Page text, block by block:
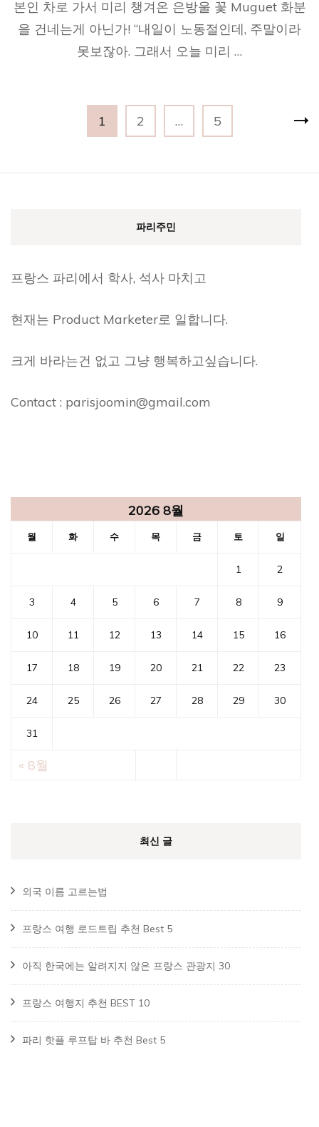
본인 차로 가서 미리 챙겨온 은방울 꽃 Muguet 화분
을 건네는게 아닌가! “내일이 노동절인데, 주말이라
못보잖아. 그래서 오늘 미리 …
게
Page
1 Page
2 … Page
5
파리주민
프랑스 파리에서 학사, 석사 마치고
현재는 Product Marketer로 일합니다.
크게 바라는건 없고 그냥 행복하고싶습니다.
Contact : parisjoomin@gmail.com
2026 8월
월 화 수 목 금 토 일
1 2
3 4 5 6 7 8 9
10 11 12 13 14 15 16
17 18 19 20 21 22 23
24 25 26 27 28 29 30
31
« 8월
최신 글
외국 이름 고르는법
프랑스 여행 로드트립 추천 Best 5
아직 한국에는 알려지지 않은 프랑스 관광지 30
프랑스 여행지 추천 BEST 10
파리 핫플 루프탑 바 추천 Best 5